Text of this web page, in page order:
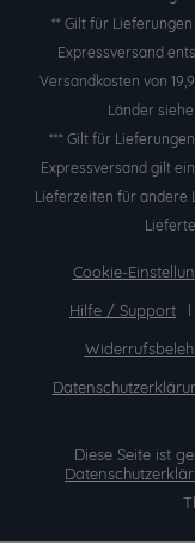
** Gilt für
Expressversand
Versandkosten von
Länder
*** Gilt für
Expressversand gilt
Lieferzeiten für andere
Cookie-
Hilfe / Support
Diese Seite ist